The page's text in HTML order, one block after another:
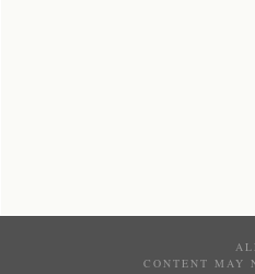
CONTENT MAY